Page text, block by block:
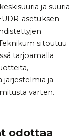
ja suuria
asetuksen
sitoutuu
tarjoamalla
ja
varten.
odottaa